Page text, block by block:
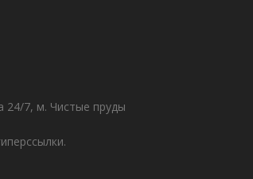
24/7, м. Чистые пруды